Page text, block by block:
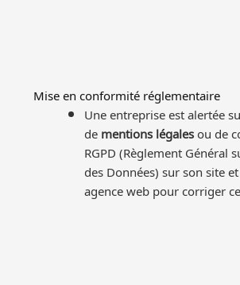
Mise en conformité réglementaire
Une entreprise est alertée
dementions légalesou de
RGPD (Règlement Général
des Données) sur son site
agence web pour corriger